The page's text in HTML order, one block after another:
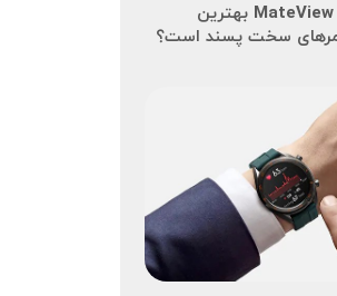
چرا مانیتور هواوی MateView GT بهترین
سخت پسند است؟